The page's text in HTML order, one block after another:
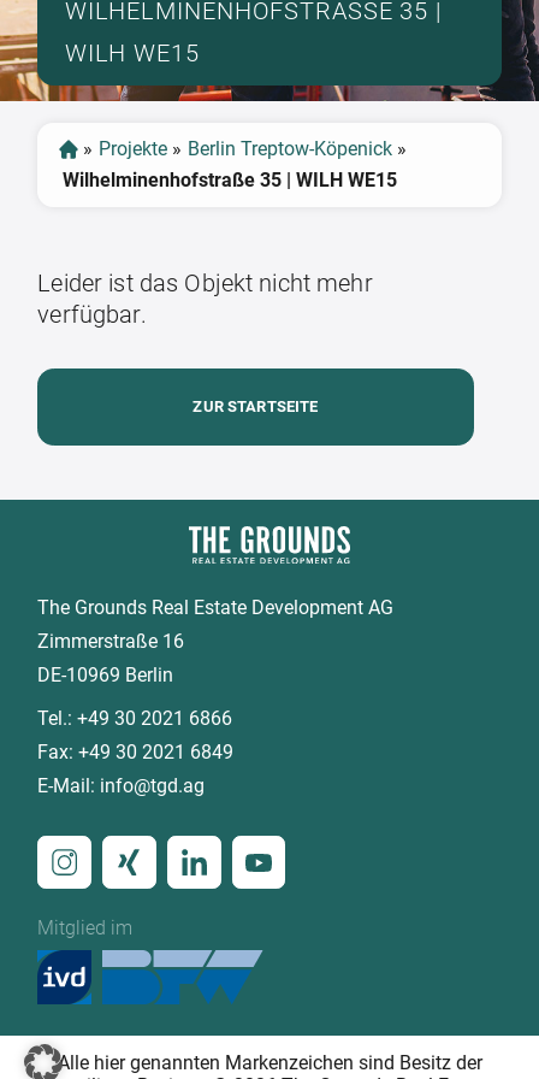
WILHELMINENHOFSTRASSE 35 | W
ILH WE15
» Projekte » Berlin Treptow-Köpenick »
Wilhelminenhofstraße 35 | WILH WE15
Leider ist das Objekt nicht mehr
verfügbar.
ZUR STARTSEITE
The Grounds Real Estate Development AG
Zimmerstraße 16
DE-10969 Berlin
Tel.:+49 30 2021 6866
Fax:+49 30 2021 6849
E-Mail: info@tgd.ag
Mitglied im
Alle hier genannten Markenzeichen sind Besitz der